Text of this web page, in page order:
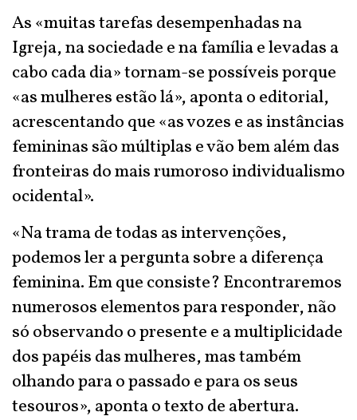
As «muitas tarefas desempenhadas na
Igreja, na sociedade e na família e levadas a
cabo cada dia» tornam-se possíveis porque
«as mulheres estão lá», aponta o editorial,
acrescentando que «as vozes e as instâncias
femininas são múltiplas e vão bem além das
fronteiras do mais rumoroso individualismo
ocidental».
«Na trama de todas as intervenções,
podemos ler a pergunta sobre a diferença
feminina. Em que consiste? Encontraremos
numerosos elementos para responder, não
só observando o presente e a multiplicidade
dos papéis das mulheres, mas também
olhando para o passado e para os seus
tesouros», aponta o texto de abertura.